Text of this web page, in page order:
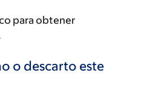
para obtener
o descarto este